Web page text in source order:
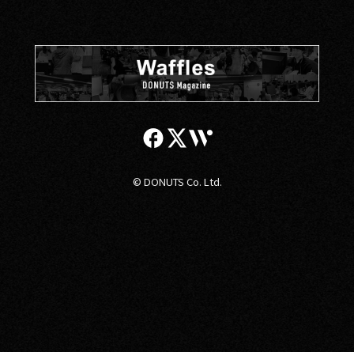
© DONUTS Co. Ltd.